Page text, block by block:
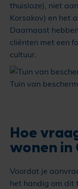
thuisloze), niet
Korsakov) en het
Daarnaast
cliënten met een
cultuur.
Tuin van
Hoe
wonen in
Voordat je
het handig om dit